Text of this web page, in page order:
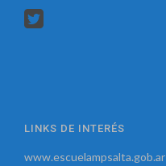
LINKS DE INTERÉS
www.escuelampsalta.gob.ar